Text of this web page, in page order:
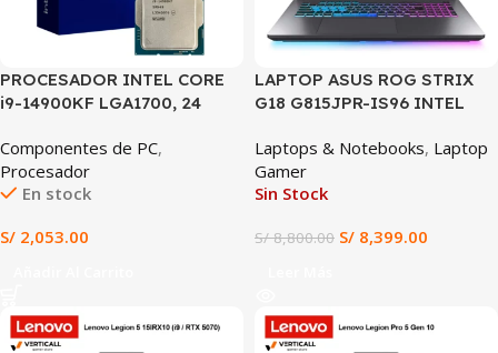
PROCESADOR INTEL CORE
i9-14900KF LGA1700, 24
HILOS, HASTA 6.0GHz,
CACHE 36MB,
DESBLOQUEADO PARA
INTEGRADOS)
Componentes de PC,
Procesador
En stock
S/ 2,053.00
LAPTOP ASUS ROG STRIX
G18 G815JPR-IS96 INTEL
8GB, 32GB DDR5, 1TB SSD,
18″ WUXGA (1920×1200)
144HZ IPS, WIN 11
Laptops & Notebooks, Laptop
Gamer
Sin Stock
S/8,800.00 S/ 8,399.00
SALE